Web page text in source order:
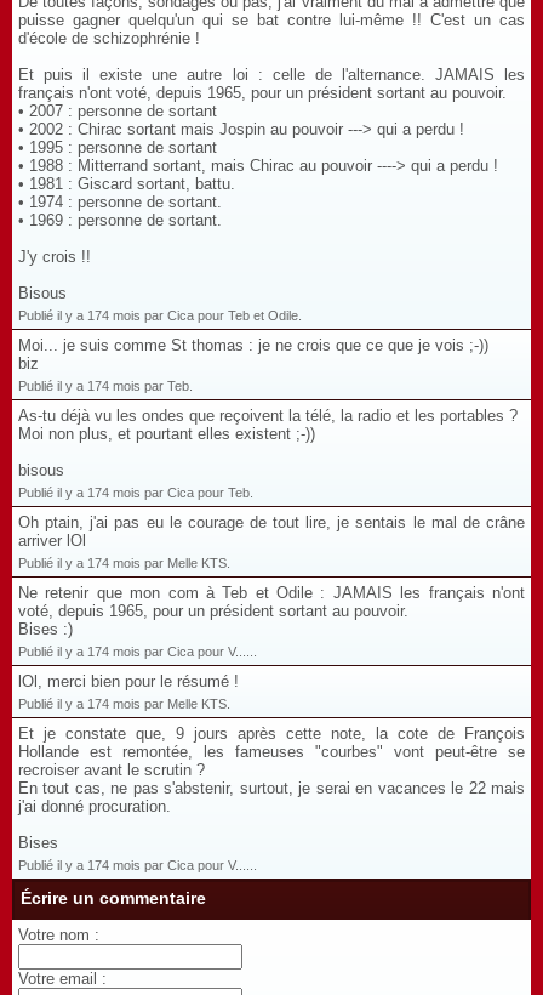
puisse gagner quelqu'un qui se bat contre lui-même !! C'est un cas
d'école de schizophrénie !
Et puis il existe une autre loi : celle de l'alternance. JAMAIS les
français n'ont voté, depuis 1965, pour un président sortant au pouvoir.
• 2007 : personne de sortant
• 2002 : Chirac sortant mais Jospin au pouvoir ---> qui a perdu !
• 1995 : personne de sortant
• 1988 : Mitterrand sortant, mais Chirac au pouvoir ----> qui a perdu !
• 1981 : Giscard sortant, battu.
• 1974 : personne de sortant.
• 1969 : personne de sortant.
J'y crois !!
Bisous
Publié il y a 174 mois par Cica pour Teb et Odile.
Moi... je suis comme St thomas : je ne crois que ce que je vois ;-))
biz
Publié il y a 174 mois par Teb.
As-tu déjà vu les ondes que reçoivent la télé, la radio et les portables ?
Moi non plus, et pourtant elles existent ;-))
bisous
Publié il y a 174 mois par Cica pour Teb.
Oh ptain, j'ai pas eu le courage de tout lire, je sentais le mal de crâne
arriver lOl
Publié il y a 174 mois par Melle KTS.
Ne retenir que mon com à Teb et Odile : JAMAIS les français n'ont
voté, depuis 1965, pour un président sortant au pouvoir.
Bises :)
Publié il y a 174 mois par Cica pour V......
lOl, merci bien pour le résumé !
Publié il y a 174 mois par Melle KTS.
Et je constate que, 9 jours après cette note, la cote de François
Hollande est remontée, les fameuses "courbes" vont peut-être se
recroiser avant le scrutin ?
En tout cas, ne pas s'abstenir, surtout, je serai en vacances le 22 mais
j'ai donné procuration.
Bises
Publié il y a 174 mois par Cica pour V......
Écrire un commentaire
Votre nom :
Votre email :